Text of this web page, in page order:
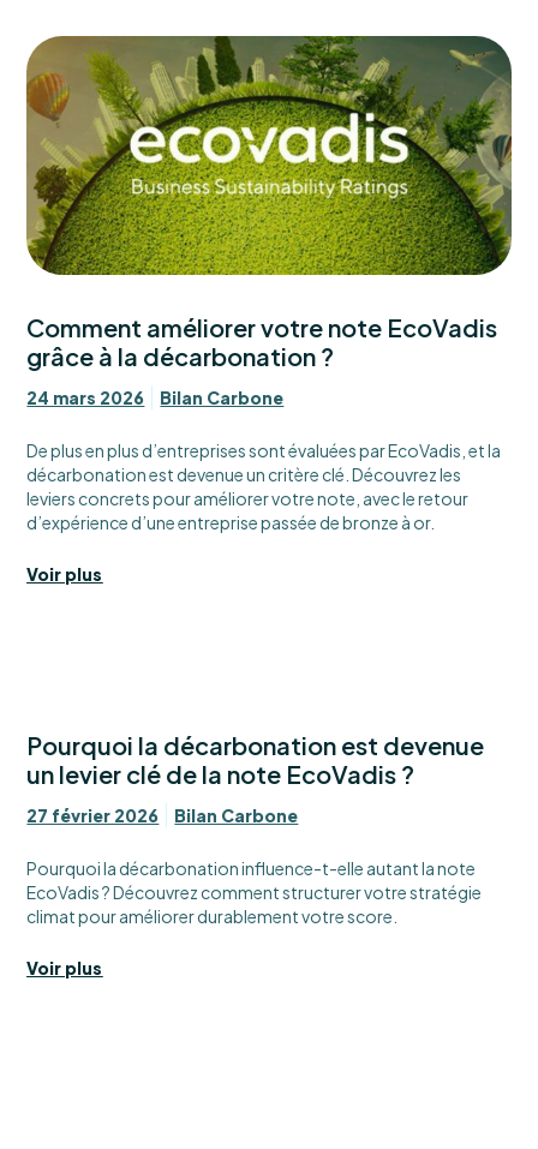
Comment améliorer votre note EcoVadis
grâce à la décarbonation ?
24 mars 2026 Bilan Carbone
De plus en plus d’entreprises sont évaluées par EcoVadis, et la
décarbonation est devenue un critère clé. Découvrez les
leviers concrets pour améliorer votre note, avec le retour
d’expérience d’une entreprise passée de bronze à or.
Voir plus
Pourquoi la décarbonation est devenue
un levier clé de la note EcoVadis ?
27 février 2026 Bilan Carbone
Pourquoi la décarbonation influence-t-elle autant la note
EcoVadis ? Découvrez comment structurer votre stratégie
climat pour améliorer durablement votre score.
Voir plus